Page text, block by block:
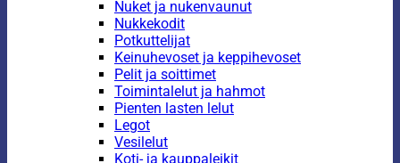
Nuket ja nukenvaunut
Nukkekodit
Potkuttelijat
Keinuhevoset ja keppihevoset
Pelit ja soittimet
Toimintalelut ja hahmot
Pienten lasten lelut
Legot
Vesilelut
Koti- ja kauppaleikit